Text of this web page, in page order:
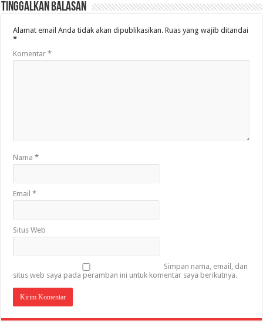
Tinggalkan Balasan
Alamat email Anda tidak akan dipublikasikan. Ruas yang wajib ditandai
*
Komentar*
Nama*
Email*
Situs Web
Simpan nama, email, dan
situs web saya pada peramban ini untuk komentar saya berikutnya.